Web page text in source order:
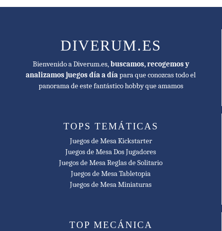
DIVERUM.ES
Bienvenido a Diverum.es, buscamos, recogemos y
analizamos juegos día a día para que conozcas todo el
panorama de este fantástico hobby que amamos
TOPS TEMÁTICAS
Juegos de Mesa Kickstarter
Juegos de Mesa Dos Jugadores
Juegos de Mesa Reglas de Solitario
Juegos de Mesa Tabletopia
Juegos de Mesa Miniaturas
TOP MECÁNICA